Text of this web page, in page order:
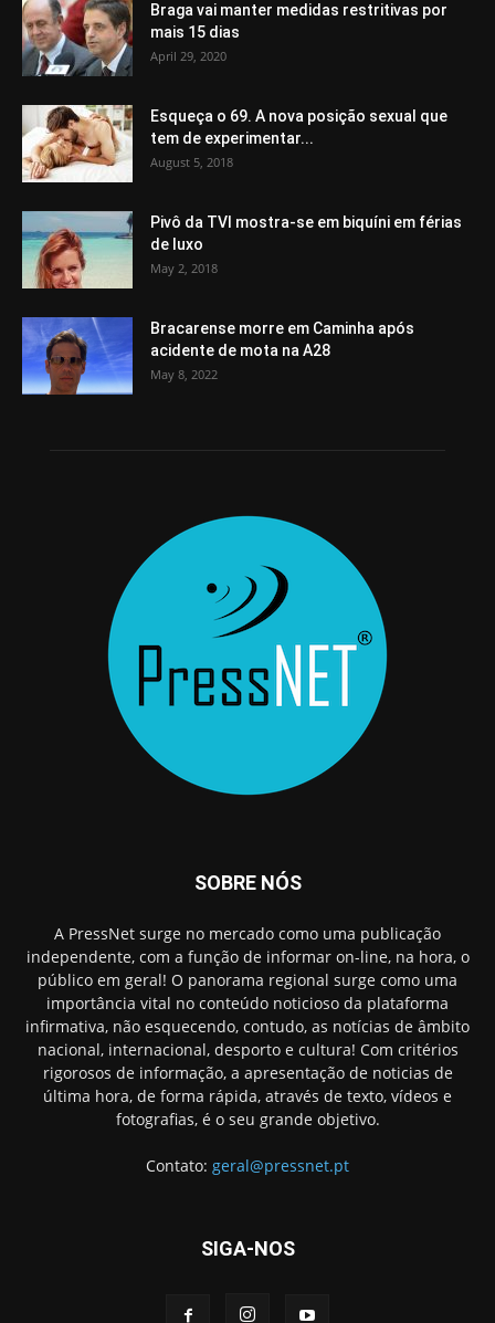
Braga vai manter medidas restritivas por
mais 15 dias
April 29, 2020
Esqueça o 69. A nova posição sexual que
tem de experimentar...
August 5, 2018
Pivô da TVI mostra-se em biquíni em férias
de luxo
May 2, 2018
Bracarense morre em Caminha após
acidente de mota na A28
May 8, 2022
SOBRE NÓS
A PressNet surge no mercado como uma publicação
independente, com a função de informar on-line, na hora, o
público em geral! O panorama regional surge como uma
importância vital no conteúdo noticioso da plataforma
infirmativa, não esquecendo, contudo, as notícias de âmbito
nacional, internacional, desporto e cultura! Com critérios
rigorosos de informação, a apresentação de noticias de
última hora, de forma rápida, através de texto, vídeos e
fotografias, é o seu grande objetivo.
Contato: geral@pressnet.pt
SIGA-NOS